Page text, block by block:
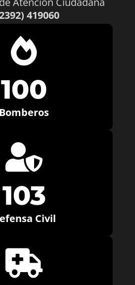
419060

100
Bomberos

103
Civil
